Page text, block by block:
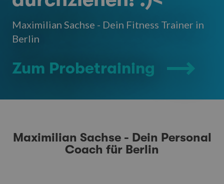
Maximilian Sachse - Dein Fitness Trainer in
Berlin
Zum Probetraining
Maximilian Sachse - Dein Personal
Coach für Berlin